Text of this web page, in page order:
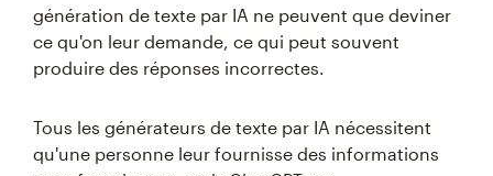
génération de texte par IA ne peuvent que deviner
ce qu'on leur demande, ce qui peut souvent
produire des réponses incorrectes.
Tous les générateurs de texte par IA nécessitent
qu'une personne leur fournisse des informations